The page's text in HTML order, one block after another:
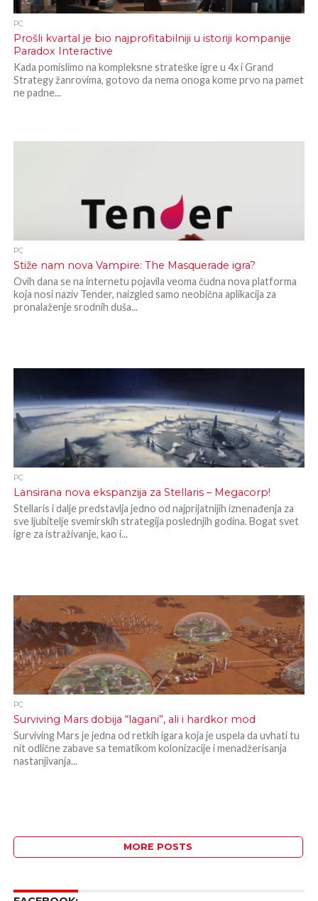
PC
Prošli kvartal je bio najprofitabilniji u istoriji kompanije
Paradox Interactive
Kada pomislimo na kompleksne strateške igre u 4x i Grand
Strategy žanrovima, gotovo da nema onoga kome prvo na pamet
ne padne...
PC
Stiže nam nova Vampire: The Masquerade igra?
Ovih dana se na internetu pojavila veoma čudna nova platforma
koja nosi naziv Tender, naizgled samo neobična aplikacija za
pronalaženje srodnih duša...
PC
Lansirana nova ekspanzija za Stellaris – Megacorp!
Stellaris i dalje predstavlja jedno od najprijatnijih iznenađenja za
sve ljubitelje svemirskih strategija poslednjih godina. Bogat svet
igre za istraživanje, kao i...
PC
Surviving Mars dobija “lagani”, ali i hardkor mod
Surviving Mars je jedna od retkih igara koja je uspela da uvhati tu
nit odlične zabave sa tematikom kolonizacije i menadžerisanja
nastanjivanja...
MORE POSTS